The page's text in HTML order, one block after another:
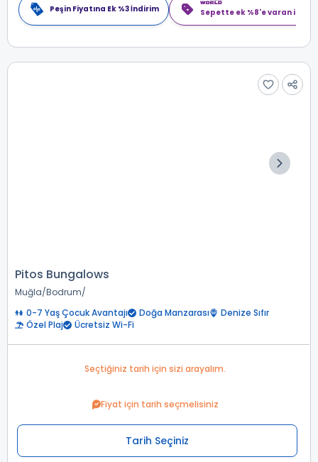
Peşin Fiyatına Ek %3 İndirim Sepette ek %8'e varan
Pitos Bungalows
Muğla Bodrum
0-7 Yaş Çocuk Avantajı
Doğa Manzarası
Denize Sıfır
Özel Plaj
Ücretsiz Wi-Fi
Seçtiğiniz tarih için sizi arayalım.
Fiyat için tarih seçmelisiniz
Tarih Seçiniz